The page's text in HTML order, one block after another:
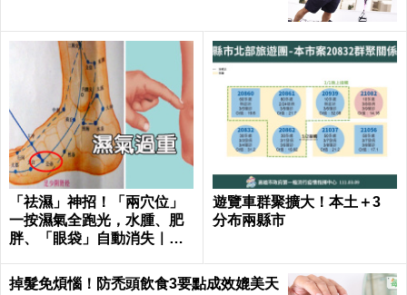
「祛濕」神招！「兩穴位」
一按濕氣全跑光，水腫、肥
胖、「眼袋」自動消失｜每
遊覽車群聚擴大！本土＋3
分布兩縣市
掉髮免煩惱！防禿頭飲食3要點成效媲美天